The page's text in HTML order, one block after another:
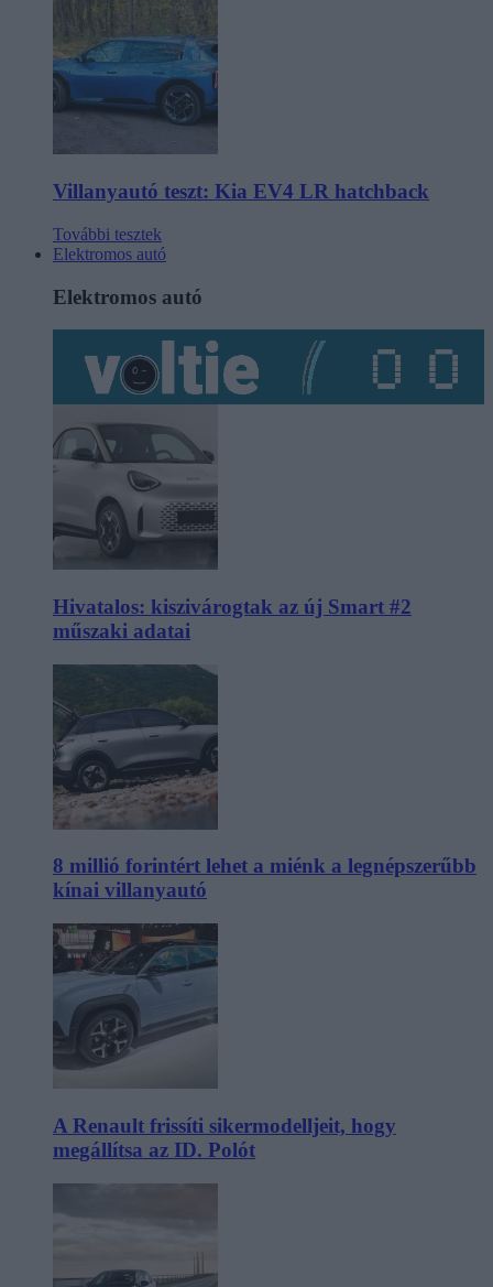
Villanyautó teszt: Kia EV4 LR hatchback
További tesztek
Elektromos autó
Elektromos autó
Hivatalos: kiszivárogtak az új Smart #2
műszaki adatai
8 millió forintért lehet a miénk a legnépszerűbb
kínai villanyautó
A Renault frissíti sikermodelljeit, hogy
megállítsa az ID. Polót